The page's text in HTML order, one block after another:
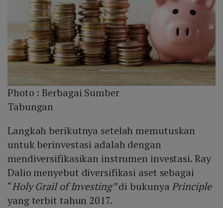
Photo :Berbagai Sumber
Tabungan
Langkah berikutnya setelah memutuskan
untuk berinvestasi adalah dengan
mendiversifikasikan instrumen investasi. Ray
Dalio menyebut diversifikasi aset sebagai
“Holy Grail of Investing”di bukunya Principle
yang terbit tahun 2017.